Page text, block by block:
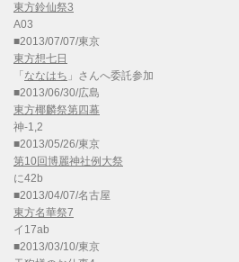
東方鈴仙祭3
A03
■2013/07/07/東京
東方想七日
「 ななはち 」さんへ委託参加
■2013/06/30/広島
東方椰麟祭第四幕
神-1,2
■2013/05/26/東京
第10回博麗神社例大祭
に42b
■2013/04/07/名古屋
東方名華祭7
イ17ab
■2013/03/10/東京